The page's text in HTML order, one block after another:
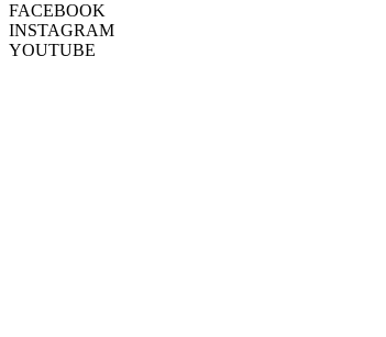
FACEBOOK
INSTAGRAM
YOUTUBE